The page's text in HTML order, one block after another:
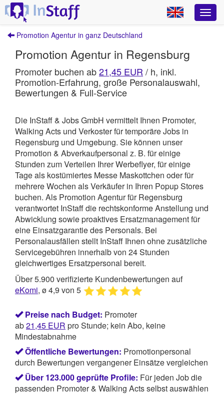
Promotion Agentur in ganz Deutschland
Promotion Agentur in Regensburg
Promoter buchen ab21,45 EUR / h, inkl.
Promotion-Erfahrung, große Personalauswahl,
Bewertungen & Full-Service
Die InStaff & Jobs GmbH vermittelt Ihnen Promoter,
Walking Acts und Verkoster für temporäre Jobs in
Regensburg und Umgebung. Sie können unser
Promotion & Abverkaufpersonal z. B. für einige
Stunden zum Verteilen Ihrer Werbeflyer, für einige
Tage als kostümiertes Messe Maskottchen oder für
mehrere Wochen als Verkäufer in Ihren Popup Stores
buchen. Als Promotion Agentur für Regensburg
verantwortet InStaffdie rechtskonforme Anstellung und
Abwicklung sowie proaktives Ersatzmanagement für
eine Einsatzgarantie des Personals. Bei
Personalausfällen stellt InStaff Ihnen ohne zusätzliche
Servicegebühren innerhalb von 24 Stunden
gleichwertiges Ersatzpersonal bereit.
Über 5.900 verifizierte Kundenbewertungen auf
eKomi, ø 4,9 von 5
Preise nach Budget: Promoter
ab21,45 EUR pro Stunde; kein Abo, keine
Mindestabnahme
Öffentliche Bewertungen: Promotionpersonal
durch Bewertungen vergangener Einsätze vergleichen
Über 123.000 geprüfte Profile: Für jeden Job die
passenden Promoter & Walking Acts selbst auswählen